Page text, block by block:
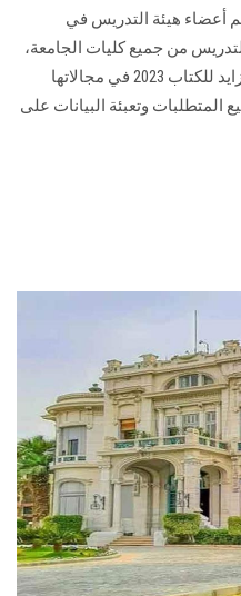
أعضاء هيئة التدريس في
من جميع كليات الجامعة،
والراغبين في الترشح لجائزة الشيخ زايد للكتاب 2023 في مجالاتها
وتعبئة البيانات على